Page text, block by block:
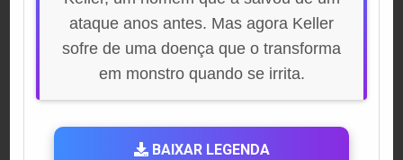
ataque anos antes. Mas agora Keller
sofre de uma doença que o transforma
em monstro quando se irrita.
BAIXAR LEGENDA